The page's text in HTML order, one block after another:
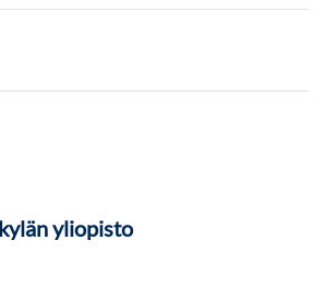
yliopisto